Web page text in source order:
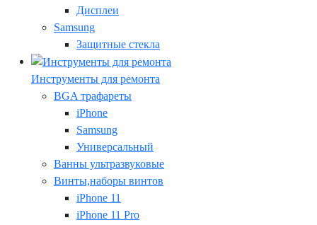
Дисплеи
Samsung
Защитные стекла
Инструменты для ремонта
BGA трафареты
iPhone
Samsung
Универсальный
Ванны ультразвуковые
Винты,наборы винтов
iPhone 11
iPhone 11 Pro